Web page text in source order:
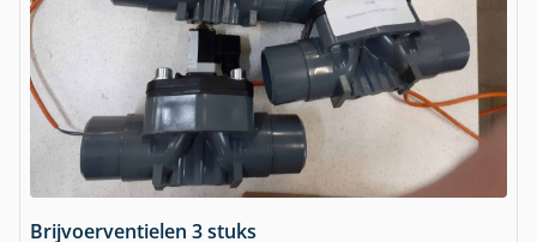
Brijvoerventielen 3 stuks